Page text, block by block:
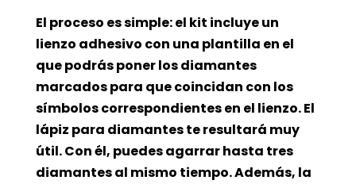
El proceso es simple: el kit incluye un
lienzo adhesivo con una plantilla en el
que podrás poner los diamantes
marcados para que coincidan con los
símbolos correspondientes en el lienzo. El
lápiz para diamantes te resultará muy
útil. Con él, puedes agarrar hasta tres
diamantes al mismo tiempo. Además, la